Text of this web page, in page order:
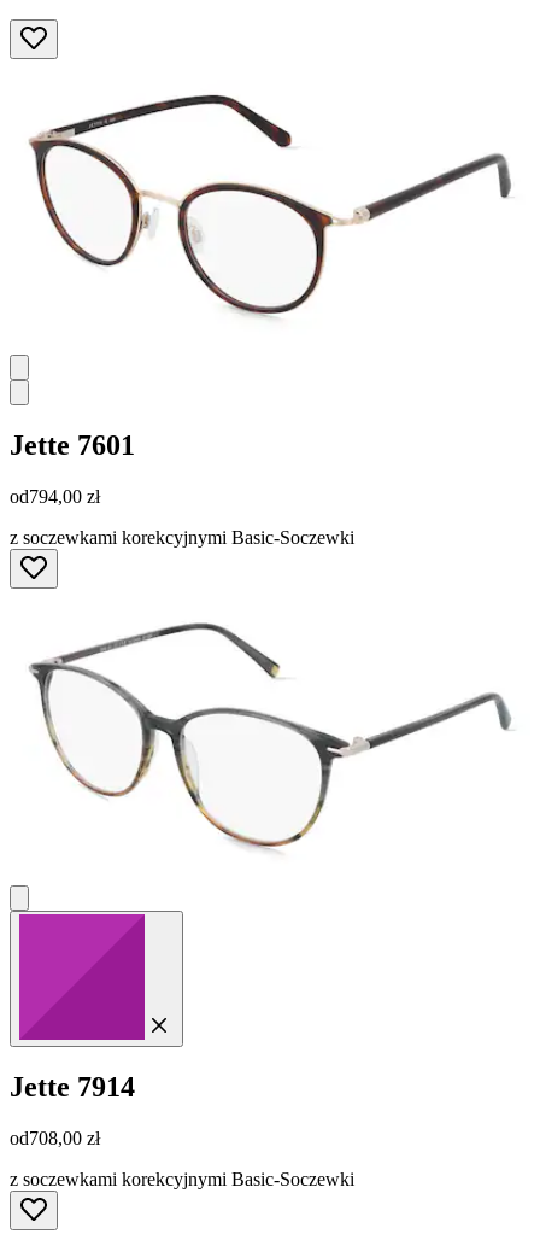
Jette 7601
od794,00 zł
z soczewkami korekcyjnymi Basic-Soczewki
Jette 7914
od708,00 zł
z soczewkami korekcyjnymi Basic-Soczewki